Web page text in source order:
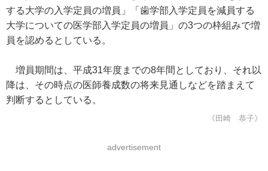
する大学の入学定員の増員」「歯学部入学定員を減員する
大学についての医学部入学定員の増員」の3つの枠組みで増
員を認めるとしている。
増員期間は、平成31年度までの8年間としており、それ以
降は、その時点の医師養成数の将来見通しなどを踏まえて
判断するとしている。
《田崎 恭子》
advertisement